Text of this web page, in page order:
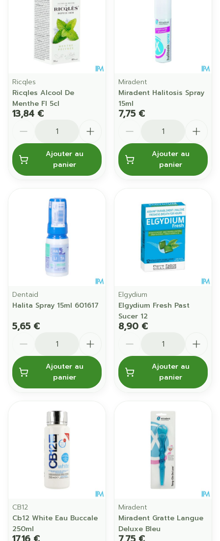
Ricqles
Ricqles Alcool De
Menthe Fl 5cl
13,84 €
Ajouter au
panier
Miradent
Miradent Halitosis Spray
15ml
7,75 €
Ajouter au
panier
Dentaid
Halita Spray 15ml 601617
5,65 €
Ajouter au
panier
Elgydium
Elgydium Fresh Past
Sucer 12
8,90 €
Ajouter au
panier
CB12
Cb12 White Eau Buccale
250ml
Miradent
Miradent Gratte Langue
Deluxe Bleu